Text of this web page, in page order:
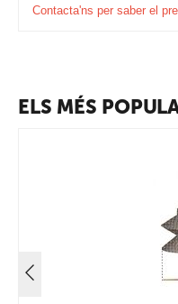
Contacta'ns per saber el
ELS MÉS